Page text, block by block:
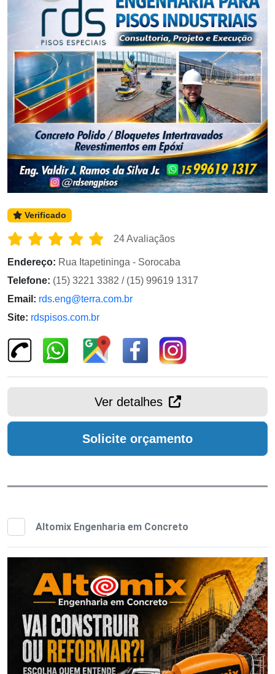
Verificado
24 Avaliaçãos
Endereço: Rua Itapetininga - Sorocaba
Telefone: (15) 3221 3382 / (15) 99619 1317
Email: rds.eng@terra.com.br
Site: rdspisos.com.br
Ver detalhes
Solicite orçamento
Altomix Engenharia em Concreto